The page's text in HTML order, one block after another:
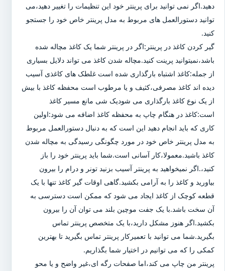
دهید.اگر نمی توانید برای پرینتر خود این تنظیمات را تغییر دهید،می
توانید دستورالعمل های مربوط به مدل پرینتر خاص خود را جستجو
کنید.
گیر کردن کاغذ در پرینتر:اگر در پرینتر شما یک کاغذ مچاله شده
باشد،نمیتوانید پرینت کنید.مچاله شدن کاغذ می تواند دلایل بسیاری
از جمله:کاغذ اشتباه بارگذاری شده است غلطک های کاغذی آسیب
دیده اند کاغذ مصرفی،کثیف و یا مرطوب است محفظه کاغذ با بیش
از یک نوع کاغذ بارگذاری می شودیک شی مانع مسیر کاغذ
است:کاغذ در هنگام چاپ به محفظه کاغذ اضافه می شود:اولین
کاری که باید انجام دهید این است که به دنبال دستورالعمل مربوط
به مدل پرینتر خاص خود در مورد چگونگی رسیدگی به مچاله شدن
کاغذ باشید.معمولا،کار آسانی است.شما باید پرینتر خود را باز
کنید،.اگر نمیخواهید به پرینتر آسیب بزنید تونر و درام را بیرون
بیاورید و کاغذ را به آرامی بکشید.گاهی اوقات گیر کاغذ تنها با یک
قطعه کوچک از کاغذ ایجاد می شود که ممکن است دسترسی به
آن سخت باشد.با یک جفت موچین بلند می توان آن را بیرون
بکشید.اگر هنوز مشکل دارید،با یک متخصص پرینتر تماس
بگیرید.شما می توانید با تعمیرکار پرینتر تماس بگیرید تا بهترین
کمکی را که می توانیم در اختیار شما بگذاریم.
پرینتر من چاپ می کند،اما صفحات رگه ای،غیر واضح و یا محو